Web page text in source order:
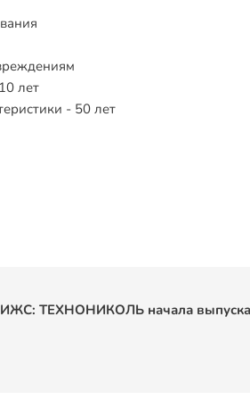
лет
- 50 лет
ТЕХНОНИКОЛЬ начала